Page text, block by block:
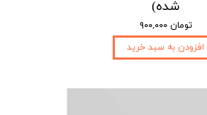
شده)
۹۰۰,۰۰۰ تومان
افزودن به سبد خرید